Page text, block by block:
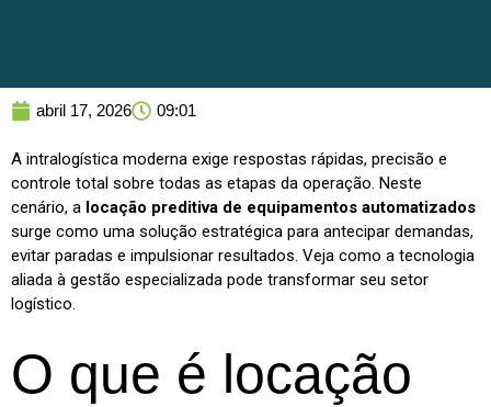
abril 17, 2026 09:01
A intralogística moderna exige respostas rápidas, precisão e
controle total sobre todas as etapas da operação. Neste
cenário, a locação preditiva de equipamentos automatizados
surge como uma solução estratégica para antecipar demandas,
evitar paradas e impulsionar resultados. Veja como a tecnologia
aliada à gestão especializada pode transformar seu setor
logístico.
O que é locação